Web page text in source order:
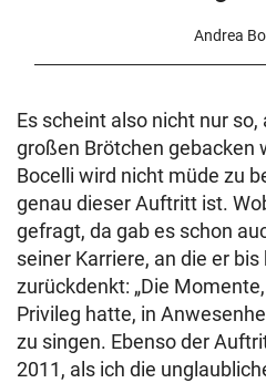
Andrea
Es scheint also nicht nur
großen Brötchen gebacken
Bocelli wird nicht müde zu
genau dieser Auftritt ist.
gefragt, da gab es schon
seiner Karriere, an die er
zurückdenkt: „Die
Privileg hatte, in
zu singen. Ebenso der
2011, als ich die